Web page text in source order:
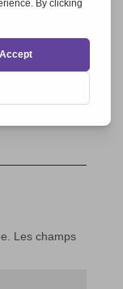
della
Les champs